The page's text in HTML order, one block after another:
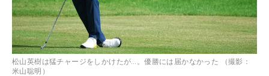
松山英樹は猛チャージをしかけたが…。優勝には届かなかった （撮影：
米山聡明）